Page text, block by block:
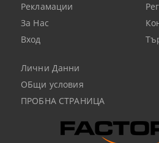
Рекламации
За Нас
Вход
Лични Данни
ОБщи условия
ПРОБНА СТРАНИЦА